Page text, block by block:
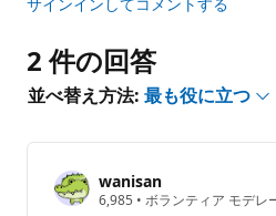
あ
ま
せ
ん
2 件の回答
並べ替え方法: 最も役に立つ
wanisan
6,985 評
• ボランティア モデレ